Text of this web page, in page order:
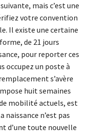
mais c’est une
votre convention
Il existe une certaine
de 21 jours
pour reporter ces
occupez un poste à
s’avère
huit semaines
mobilité actuels, est
n’est pas
d’une toute nouvelle